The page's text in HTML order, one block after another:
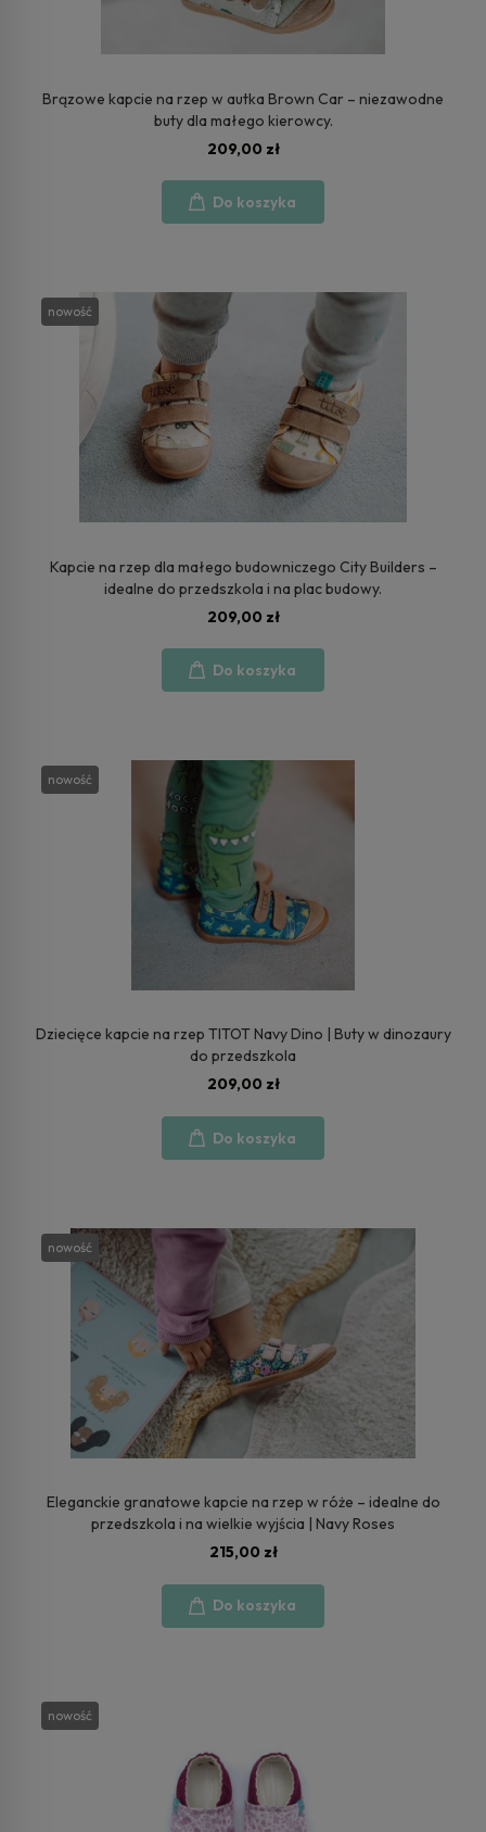
Brązowe kapcie na rzep w autka Brown Car – niezawodne
buty dla małego kierowcy.
209,00 zł
Do koszyka
Kapcie na rzep dla małego budowniczego City Builders –
idealne do przedszkola i na plac budowy.
209,00 zł
Do koszyka
nowość
Dziecięce kapcie na rzep TITOT Navy Dino | Buty w dinozaury
do przedszkola
209,00 zł
Do koszyka
nowość
Eleganckie granatowe kapcie na rzep w róże – idealne do
przedszkola i na wielkie wyjścia | Navy Roses
215,00 zł
Do koszyka
nowość
nowość